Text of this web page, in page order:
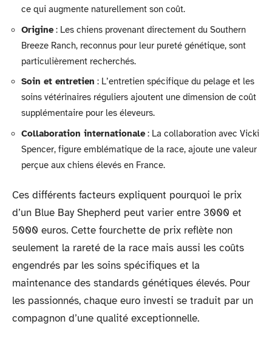
ce qui augmente naturellement son coût.
Origine: Les chiens provenant directement du Southern
Breeze Ranch, reconnus pour leur pureté génétique, sont
particulièrement recherchés.
Soin et entretien : L’entretien spécifique du pelage et les
soins vétérinaires réguliers ajoutent une dimension de coût
supplémentaire pour les éleveurs.
Collaboration internationale: La collaboration avec Vicki
Spencer, figure emblématique de la race, ajoute une valeur
perçue aux chiens élevés en France.
Ces différents facteurs expliquent pourquoi le prix
d’un Blue Bay Shepherd peut varier entre 3000 et
5000 euros. Cette fourchette de prix reflète non
seulement la rareté de la race mais aussi les coûts
engendrés par les soins spécifiques et la
maintenance des standards génétiques élevés. Pour
les passionnés, chaque euro investi se traduit par un
compagnon d’une qualité exceptionnelle.